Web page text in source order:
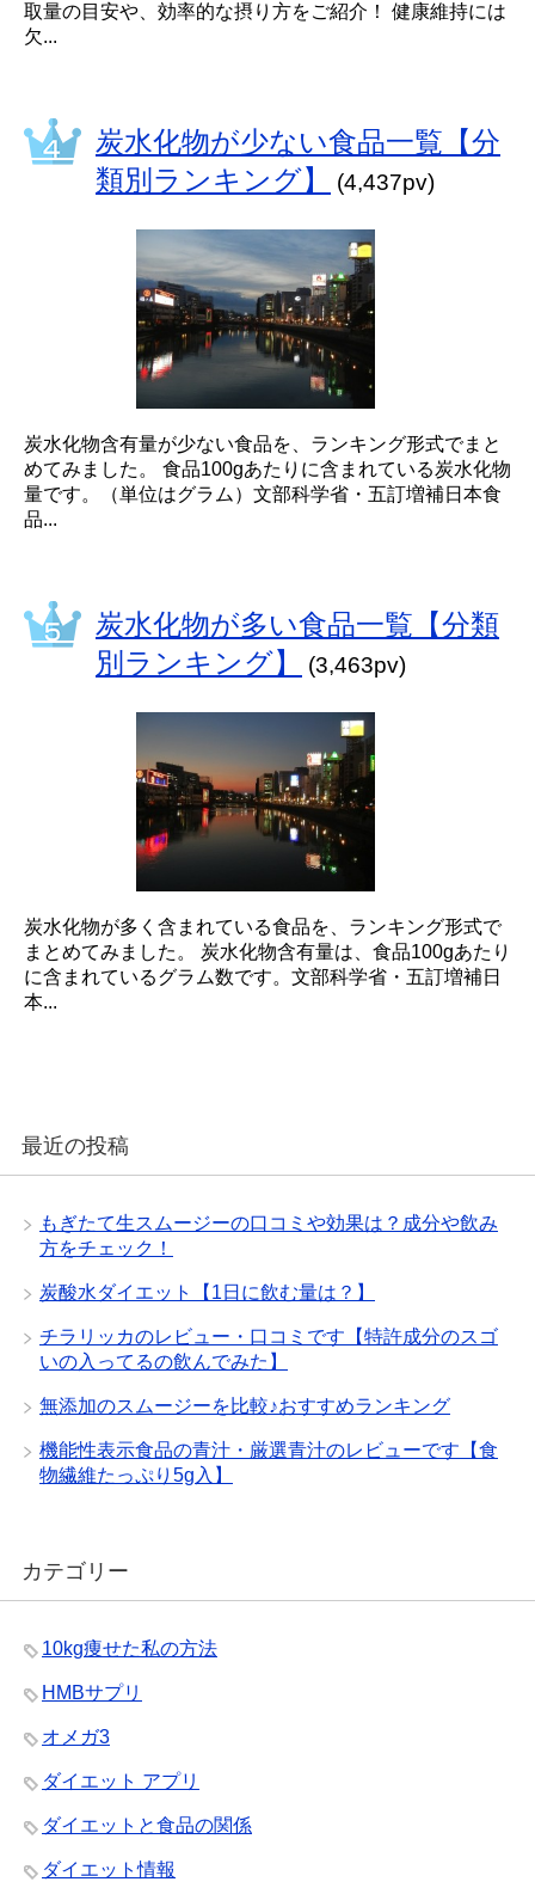
取量の目安や、効率的な摂り方をご紹介！ 健康維持には
欠...
炭水化物が少ない食品一覧【分
類別ランキング】
(4,437pv)
炭水化物含有量が少ない食品を、ランキング形式でまと
めてみました。 食品100gあたりに含まれている炭水化物
量です。（単位はグラム）文部科学省・五訂増補日本食
品...
炭水化物が多い食品一覧【分類
別ランキング】
(3,463pv)
炭水化物が多く含まれている食品を、ランキング形式で
まとめてみました。 炭水化物含有量は、食品100gあたり
に含まれているグラム数です。文部科学省・五訂増補日
本...
最近の投稿
もぎたて生スムージーの口コミや効果は？成分や飲み
方をチェック！
炭酸水ダイエット【1日に飲む量は？】
チラリッカのレビュー・口コミです【特許成分のスゴ
いの入ってるの飲んでみた】
無添加のスムージーを比較♪おすすめランキング
機能性表示食品の青汁・厳選青汁のレビューです【食
物繊維たっぷり5g入】
カテゴリー
10kg痩せた私の方法
HMBサプリ
オメガ3
ダイエット アプリ
ダイエットと食品の関係
ダイエット情報